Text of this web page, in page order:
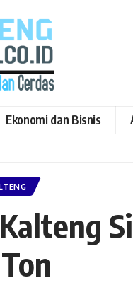
Ekonomi dan Bisnis